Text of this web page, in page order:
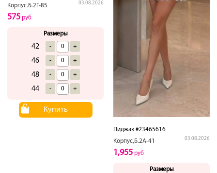
Корпус.Б.2Г-85
03.08.2026
575 руб
Размеры
42 - +
46 - +
48 - +
44 - +
Купить
Пиджак #23465616
Корпус,Б.2А-41
03.08.2026
1,955 руб
Размеры